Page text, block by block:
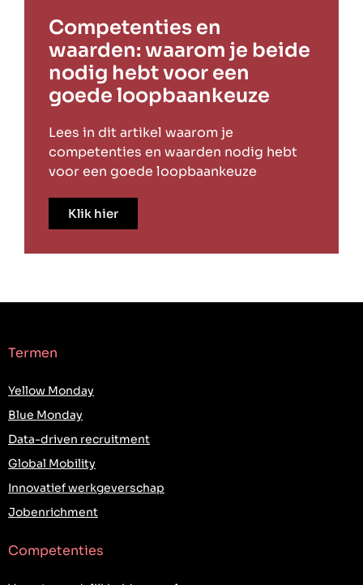
Competenties en
waarden: waarom je beide
nodig hebt voor een
goede loopbaankeuze
Lees in dit artikel waarom je
competenties en waarden nodig hebt
voor een goede loopbaankeuze
Klik hier
Termen
Yellow Monday
Blue Monday
Data-driven recruitment
Global Mobility
Innovatief werkgeverschap
Jobenrichment
Competenties